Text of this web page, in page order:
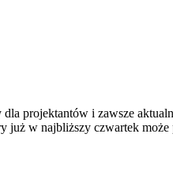
projektantów i zawsze
już w najbliższy czwartek